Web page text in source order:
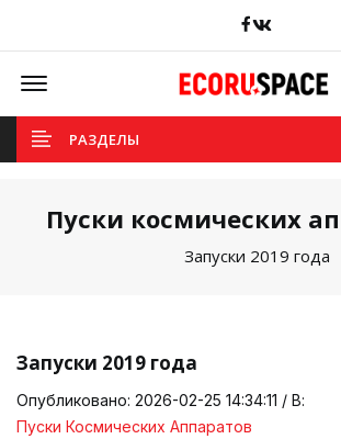
Facebook
Offcanvas Menu Open
РАЗДЕЛЫ
Пуски космических
Запуски 2019 года
Запуски 2019 года
Опубликовано: 2026-02-25 14:34:11 / В:
Пуски Космических Аппаратов